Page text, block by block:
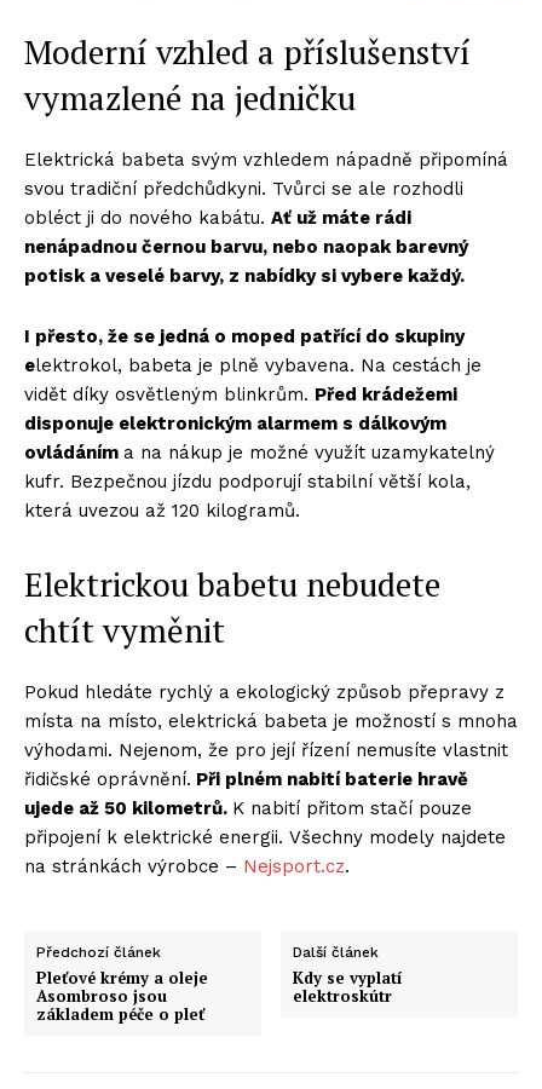
Moderní vzhled a příslušenství
vymazlené na jedničku
Elektrická babeta svým vzhledem nápadně připomíná
svou tradiční předchůdkyni. Tvůrci se ale rozhodli
obléct ji do nového kabátu. Ať už máte rádi
nenápadnou černou barvu, nebo naopak barevný
potisk a veselé barvy, z nabídky si vybere každý.
I přesto, že se jedná o moped patřící do skupiny
elektrokol, babeta je plně vybavena. Na cestách je
vidět díky osvětleným blinkrům. Před krádežemi
disponuje elektronickým alarmem s dálkovým
ovládáním a na nákup je možné využít uzamykatelný
kufr. Bezpečnou jízdu podporují stabilní větší kola,
která uvezou až 120 kilogramů.
Elektrickou babetu nebudete
chtít vyměnit
Pokud hledáte rychlý a ekologický způsob přepravy z
místa na místo, elektrická babeta je možností s mnoha
výhodami. Nejenom, že pro její řízení nemusíte vlastnit
řidičské oprávnění. Při plném nabití baterie hravě
ujede až 50 kilometrů. K nabití přitom stačí pouze
připojení k elektrické energii. Všechny modely najdete
na stránkách výrobce – Nejsport.cz.
Předchozí článek
Pleťové krémy a oleje
Asombroso jsou
základem péče o pleť
Další článek
Kdy se vyplatí
elektroskútr